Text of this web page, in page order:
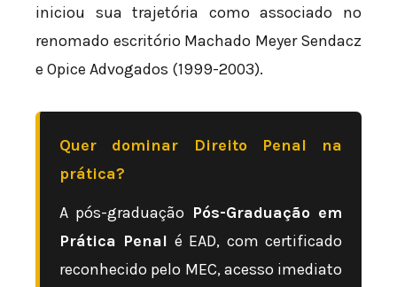
iniciou sua trajetória como associado no
renomado escritório Machado Meyer Sendacz
e Opice Advogados (1999-2003).
Quer dominar Direito Penal na
prática?
A pós-graduação Pós-Graduação em
Prática Penal é EAD, com certificado
reconhecido pelo MEC, acesso imediato